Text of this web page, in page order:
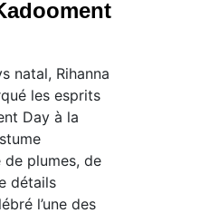
natal, Rihanna
les esprits
Day à la
plumes, de
détails
l’une des